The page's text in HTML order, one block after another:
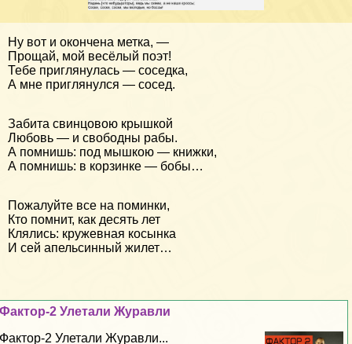
Ну вот и окончена метка, —
Прощай, мой весёлый поэт!
Тебе приглянулась — соседка,
А мне приглянулся — сосед.
Забита свинцовою крышкой
Любовь — и свободны рабы.
А помнишь: под мышкою — книжки,
А помнишь: в корзинке — бобы…
Пожалуйте все на поминки,
Кто помнит, как десять лет
Клялись: кружевная косынка
И сей апельсинный жилет…
Фактор-2 Улетали Журавли
Фактор-2 Улетали Журавли...